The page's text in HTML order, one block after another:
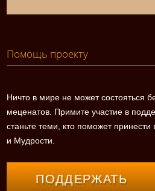
Помощь проекту
Ничто в мире не может состояться
меценатов. Примите участие в
станьте теми, кто поможет
и Мудрости.
ПОДДЕРЖАТЬ